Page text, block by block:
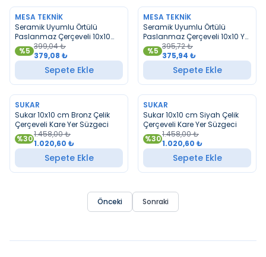
YENI
MESA TEKNIK
Seramik Uyumlu Örtülü
Paslanmaz Çerçeveli 10x10
Krom Yer Sifonu 50 Çıkış
%5 399,04₺
379,08 ₺
Sepete Ekle
YENI
MESA TEKNIK
Seramik Uyumlu Örtülü
Paslanmaz Çerçeveli 10x10 Yer
Sifonu 32 Çıkışlı
%5 395,72₺
375,94 ₺
Sepete Ekle
YENI
SUKAR
Sukar 10x10 cm Bronz Çelik
Çerçeveli Kare Yer Süzgeci
%301.458,00₺
1.020,60 ₺
Sepete Ekle
YENI
SUKAR
Sukar 10x10 cm Siyah Çelik
Çerçeveli Kare Yer Süzgeci
%301.458,00₺
1.020,60 ₺
Sepete Ekle
Önceki Sonraki